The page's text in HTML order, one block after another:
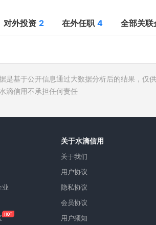
法院公告
失信被执行人
司法协助
对外投资 2 在外任职 4 全部关联
是基于公开信息通过大数据分析后的结果，
滴信用不承担任何责任
业
关于水滴信用
关于我们
用户协议
隐私协议
会员协议
用户须知